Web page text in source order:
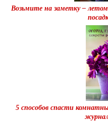
Возьмите на заметку –
5 способов спасти